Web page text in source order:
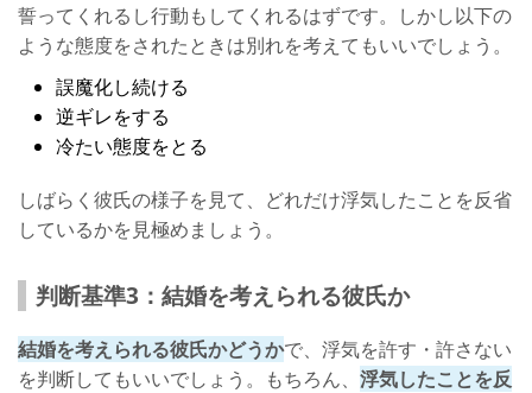
誓ってくれるし行動もしてくれるはずです。しかし以下の
ような態度をされたときは別れを考えてもいいでしょう。
誤魔化し続ける
逆ギレをする
冷たい態度をとる
しばらく彼氏の様子を見て、どれだけ浮気したことを反省
しているかを見極めましょう。
判断基準3：結婚を考えられる彼氏か
結婚を考えられる彼氏かどうかで、浮気を許す・許さない
を判断してもいいでしょう。もちろん、 浮気したことを反